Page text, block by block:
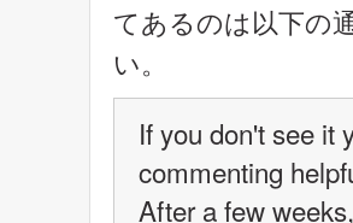
てあるのは以下の
い。
If you don't see it
commenting
After a few